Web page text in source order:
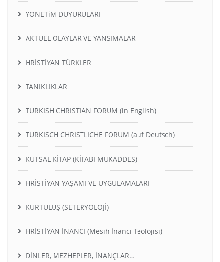
YÖNETiM DUYURULARI
AKTUEL OLAYLAR VE YANSIMALAR
HRİSTİYAN TÜRKLER
TANIKLIKLAR
TURKISH CHRISTIAN FORUM (in English)
TURKISCH CHRISTLICHE FORUM (auf Deutsch)
KUTSAL KİTAP (KİTABI MUKADDES)
HRİSTİYAN YAŞAMI VE UYGULAMALARI
KURTULUŞ (SETERYOLOJİ)
HRİSTİYAN İNANCI (Mesih İnancı Teolojisi)
DİNLER, MEZHEPLER, İNANÇLAR…